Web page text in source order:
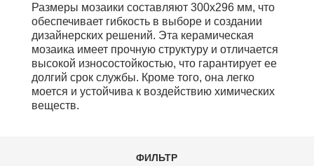
Размеры мозаики составляют 300x296 мм, что
обеспечивает гибкость в выборе и создании
дизайнерских решений. Эта керамическая
мозаика имеет прочную структуру и отличается
высокой износостойкостью, что гарантирует ее
долгий срок службы. Кроме того, она легко
моется и устойчива к воздействию химических
веществ.
ФИЛЬТР